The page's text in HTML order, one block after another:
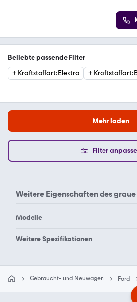
Beliebte passende Filter
+ Kraftstoffart:Elektro + Kraftstoffart:
Mehr laden
Filter
Weitere Eigenschaften desgraue
Modelle
Ford Aerostar
Ford C-Max
Ford
Ford
Weitere Spezifikationen
Gebraucht- und Neuwagen Ford